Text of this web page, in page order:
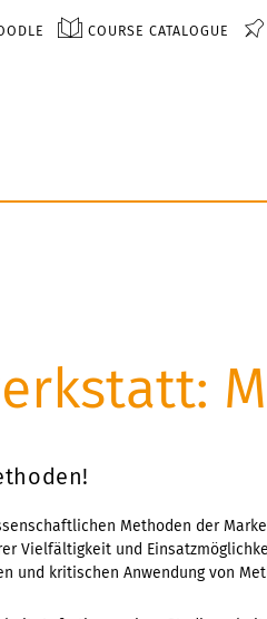
COURSE CATALOGUE
Methoden der
Vielfältigkeit und
und kritischen Anwendung von